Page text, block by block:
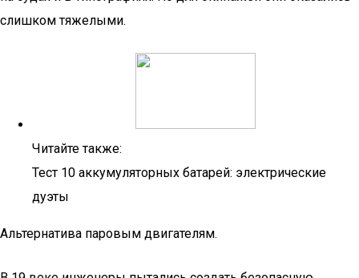
слишком тяжелыми.
Читайте также:
Тест 10 аккумуляторных батарей: электрические
дуэты
Альтернатива паровым двигателям.